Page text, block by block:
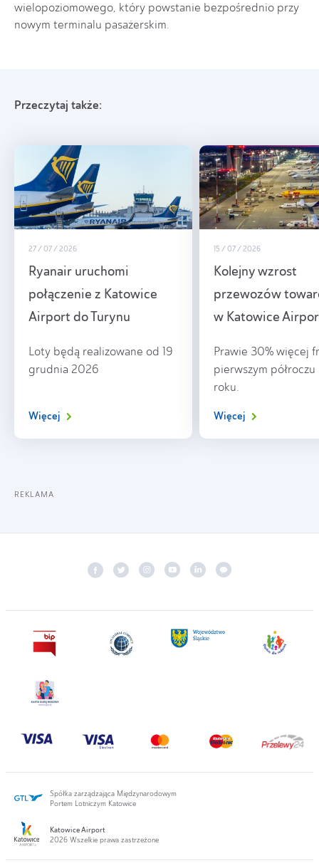
wielopoziomowego, który powstanie bezpośrednio przy
nowym terminalu pasażerskim.
Przeczytaj także:
27 / 07 / 2026
Ryanair uruchomi
połączenie z Katowice
Airport do Turynu
Loty będą realizowane od 19
grudnia 2026
Więcej
15 / 07 / 2026
Kolejny wzrost
przewozów
w Katowice
Prawie 30% więcej
pierwszym
roku.
Więcej
REKLAMA
Spółka zarządzająca Międzynarodowym
Portem Lotniczym Katowice
Katowice Airport
2026 Wszelkie prawa zastrzeżone